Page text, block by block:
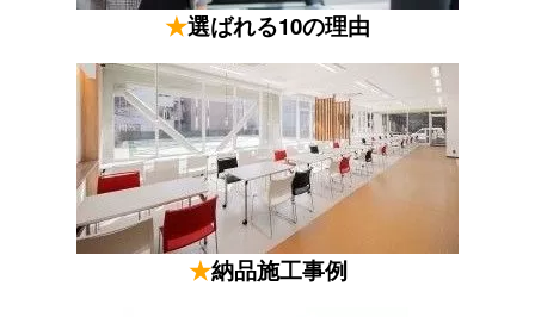
★選ばれる10の理由
★納品施工事例